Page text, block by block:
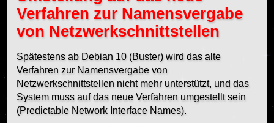
Verfahren zur Namensvergabe
von Netzwerkschnittstellen
Spätestens ab Debian 10 (Buster) wird das alte
Verfahren zur Namensvergabe von
Netzwerkschnittstellen nicht mehr unterstützt, und das
System muss auf das neue Verfahren umgestellt sein
(Predictable Network Interface Names).